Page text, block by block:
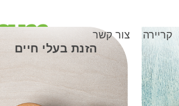
קריירה צור קשר
הזנת בעלי חיים